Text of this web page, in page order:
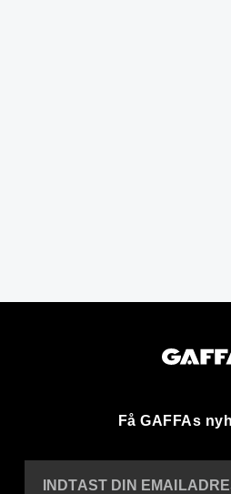
Få GAFFAs
INDTAST DIN